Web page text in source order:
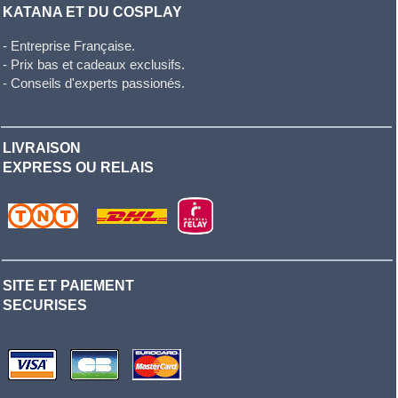
KATANA ET DU COSPLAY
- Entreprise Française.
- Prix bas et cadeaux exclusifs.
- Conseils d'experts passionés.
LIVRAISON
EXPRESS OU RELAIS
SITE ET PAIEMENT
SECURISES